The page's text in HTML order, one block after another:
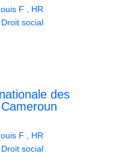
F , HR
social
des
F , HR
social